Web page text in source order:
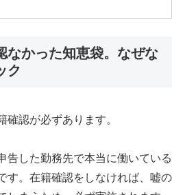
なかった知恵袋。なぜな
ク
確認が必ずあります。
告した勤務先で本当に働いている
す。在籍確認をしなければ、嘘の